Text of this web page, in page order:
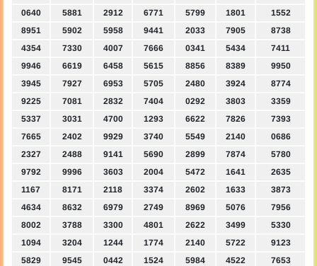
0640 5881 2912 6771 5799 1801
1552
8951
5902 5958 9441 2033 7905
8738
4354
7330 4007 7666 0341 5434
7411
9946
6619 6458 5615 8856 8389
9950
3945
7927 6953 5705 2480 3924
8774
9225
7081 2832 7404 0292 3803
3359
5337
3031 4700 1293 6622 7826
7393
7665
2402 9929 3740 5549 2140
0686
2327
2488 9141 5690 2899 7874
5780
9792
9996 3603 2004 5472 1641
2635
1167
8171 2118 3374 2602 1633
3873
4634
8632 6979 2749 8969 5076
7956
8002
3788 3300 4801 2622 3499
5330
1094
3204 1244 1774 2140 5722
9123
5829
9545 0442 1524 5984 4522
7653